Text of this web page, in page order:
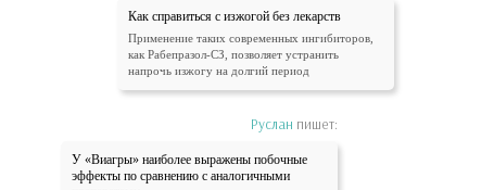
Как справиться с изжогой без лекарств
Применение таких современных ингибиторов,
как Рабепразол-СЗ, позволяет устранить
напрочь изжогу на долгий период
Руслан пишет:
У «Виагры» наиболее выражены побочные
эффекты по сравнению с аналогичными